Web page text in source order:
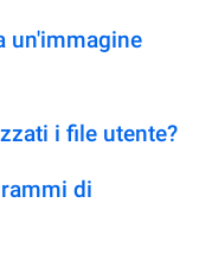
un'immagine
i file utente?
di